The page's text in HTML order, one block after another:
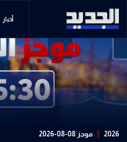
أخبار
2026 موجز 08-08-2026